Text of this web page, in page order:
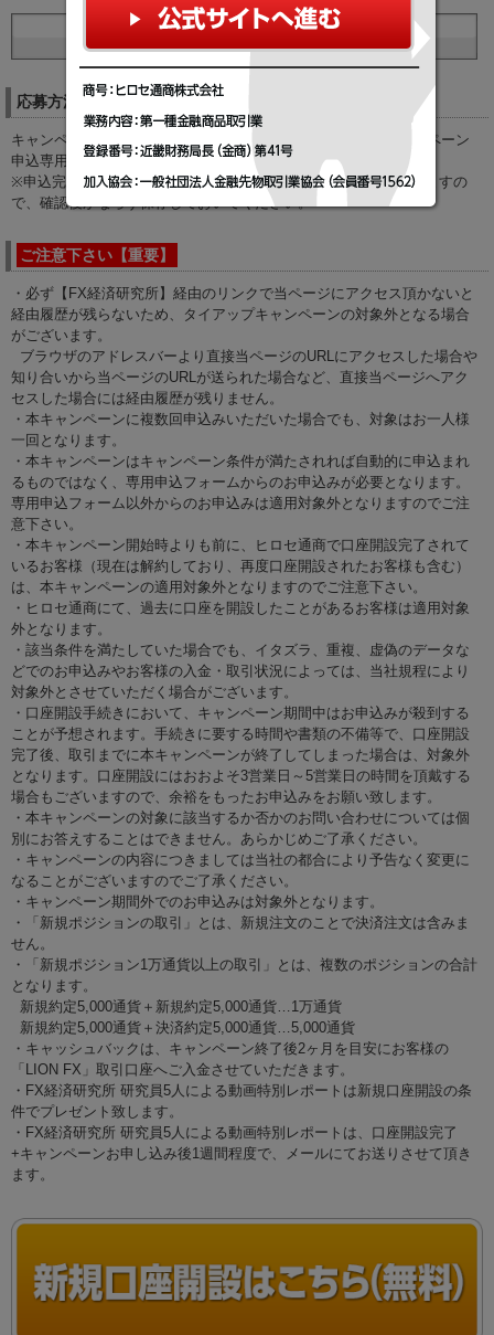
応募方法
キャンペーン期間中に条件を満たした上で、申込期間内にキャンペーン
申込専用フォームよりお申込み下さい。
※申込完了後、自動でキャンペーン申込受付のメールが返信されますの
で、確認後かならず保存しておいてください。
ご注意下さい【重要】
・必ず【FX経済研究所】経由のリンクで当ページにアクセス頂かないと
経由履歴が残らないため、タイアップキャンペーンの対象外となる場合
がございます。
ブラウザのアドレスバーより直接当ページのURLにアクセスした場合や
知り合いから当ページのURLが送られた場合など、直接当ページへアク
セスした場合には経由履歴が残りません。
・本キャンペーンに複数回申込みいただいた場合でも、対象はお一人様
一回となります。
・本キャンペーンはキャンペーン条件が満たされれば自動的に申込まれ
るものではなく、専用申込フォームからのお申込みが必要となります。
専用申込フォーム以外からのお申込みは適用対象外となりますのでご注
意下さい。
・本キャンペーン開始時よりも前に、ヒロセ通商で口座開設完了されて
いるお客様（現在は解約しており、再度口座開設されたお客様も含む）
は、本キャンペーンの適用対象外となりますのでご注意下さい。
・ヒロセ通商にて、過去に口座を開設したことがあるお客様は適用対象
外となります。
・該当条件を満たしていた場合でも、イタズラ、重複、虚偽のデータな
どでのお申込みやお客様の入金・取引状況によっては、当社規程により
対象外とさせていただく場合がございます。
・口座開設手続きにおいて、キャンペーン期間中はお申込みが殺到する
ことが予想されます。手続きに要する時間や書類の不備等で、口座開設
完了後、取引までに本キャンペーンが終了してしまった場合は、対象外
となります。口座開設にはおおよそ3営業日～5営業日の時間を頂戴する
場合もございますので、余裕をもったお申込みをお願い致します。
・本キャンペーンの対象に該当するか否かのお問い合わせについては個
別にお答えすることはできません。あらかじめご了承ください。
・キャンペーンの内容につきましては当社の都合により予告なく変更に
なることがございますのでご了承ください。
・キャンペーン期間外でのお申込みは対象外となります。
・「新規ポジションの取引」とは、新規注文のことで決済注文は含みま
せん。
・「新規ポジション1万通貨以上の取引」とは、複数のポジションの合計
となります。
新規約定5,000通貨＋新規約定5,000通貨…1万通貨
新規約定5,000通貨＋決済約定5,000通貨…5,000通貨
・キャッシュバックは、キャンペーン終了後2ヶ月を目安にお客様の
「LION FX」取引口座へご入金させていただきます。
・FX経済研究所 研究員5人による動画特別レポートは新規口座開設の条
件でプレゼント致します。
・FX経済研究所 研究員5人による動画特別レポートは、口座開設完了
+キャンペーンお申し込み後1週間程度で、メールにてお送りさせて頂き
ます。